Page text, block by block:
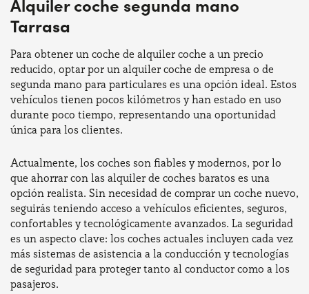
Tarrasa
Para obtener un coche de alquiler coche a un precio
reducido, optar por un alquiler coche de empresa o de
segunda mano para particulares es una opción ideal. Estos
vehículos tienen pocos kilómetros y han estado en uso
durante poco tiempo, representando una oportunidad
única para los clientes.
Actualmente, los coches son fiables y modernos, por lo
que ahorrar con las alquiler de coches baratos es una
opción realista. Sin necesidad de comprar un coche nuevo,
seguirás teniendo acceso a vehículos eficientes, seguros,
confortables y tecnológicamente avanzados. La seguridad
es un aspecto clave: los coches actuales incluyen cada vez
más sistemas de asistencia a la conducción y tecnologías
de seguridad para proteger tanto al conductor como a los
pasajeros.